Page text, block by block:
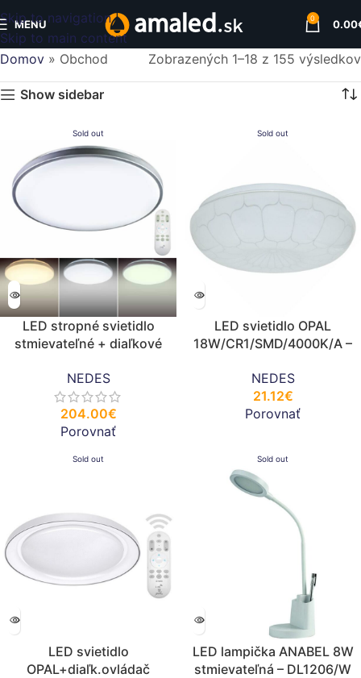
Skip to navigation
Skip to main content
MENU 0 0.00
Domov » Obchod Zobrazených 1–18 z 155 výsledkov
Show sidebar
Sold out
LED stropné svietidlo
stmievateľné + diaľkové
NEDES
204.00€
Porovnať
Sold out
LED svietidlo OPAL
18W/CR1/SMD/4000K/A –
NEDES
21.12€
Porovnať
Sold out
LED svietidlo
OPAL+diaľk.ovládač
Sold out
LED lampička ANABEL 8W
stmievateľná – DL1206/W